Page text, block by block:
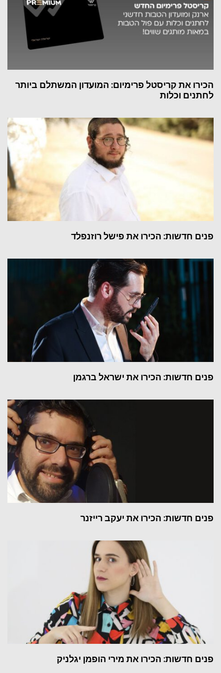
הכירו את קריסטל פרימיום: המועדון המשתלם ביותר
לחתנים וכלות
פנים חדשות: הכירו את פישל רוזנפלד
פנים חדשות: הכירו את ישראל ברגמן
פנים חדשות: הכירו את יעקב רייזנר
פנים חדשות: הכירו את מירי הופמן יגלניק